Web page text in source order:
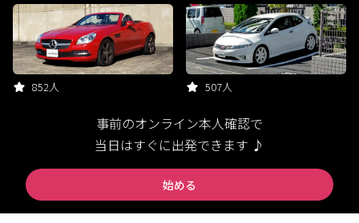
852人 507人
事前のオンライン本人確認で
当日はすぐに出発できます ♪
始める